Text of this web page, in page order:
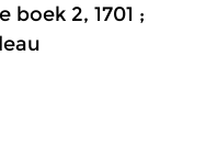
boek 2, 1701 ;